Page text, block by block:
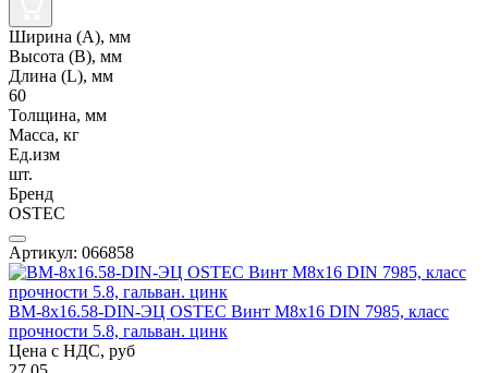
Ширина (А), мм
Высота (В), мм
Длина (L), мм
60
Толщина, мм
Масса, кг
Ед.изм
шт.
Бренд
OSTEC
Артикул: 066858
ВМ-8х16.58-DIN-ЭЦ OSTEC Винт М8х16 DIN 7985, класс
прочности 5.8, гальван. цинк
Цена с НДС, руб